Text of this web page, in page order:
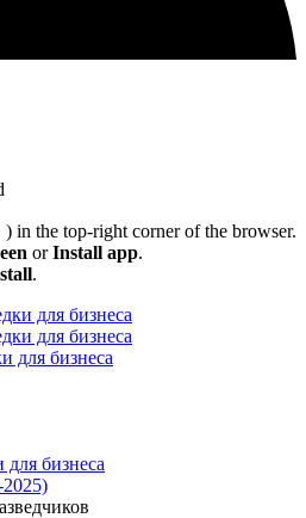
in the top-right corner of the browser.
orInstall app.
.
для бизнеса
для бизнеса